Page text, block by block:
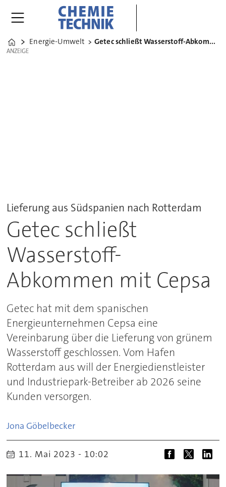
Home
Energie-Umwelt Getec schließt Wasserstoff-Abkommen mit Cepsa
ANZEIGE
ANZEIGE
Lieferung aus Südspanien nach Rotterdam
Getec schließt
Wasserstoff-
Abkommen mit Cepsa
Getec hat mit dem spanischen
Energieunternehmen Cepsa eine
Vereinbarung über die Lieferung von grünem
Wasserstoff geschlossen. Vom Hafen
Rotterdam aus will der Energiedienstleister
und Industriepark-Betreiber ab 2026 seine
Kunden versorgen.
Jona Göbelbecker
11. Mai 2023 - 10:02